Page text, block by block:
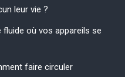
leur vie ?
où vos appareils se
faire circuler